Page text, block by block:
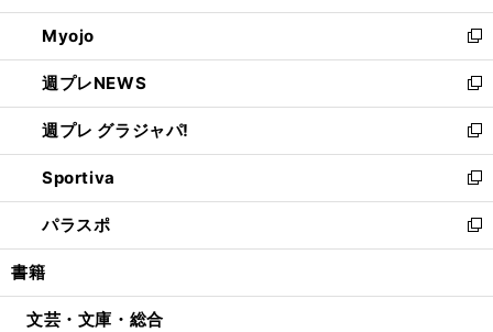
開
く
ウ
で
開
く
ン
ド
ウ
で
開
く
ウ
ィ
ン
ド
ウ
で
開
く
Myojo
新
し
い
ウ
ィ
ン
ド
ウ
で
開
週プレNEWS
新
し
い
ウ
ィ
ン
ド
ウ
開
週プレ グラジャパ!
新
し
い
ウ
ィ
ン
ウ
Sportiva
新
し
い
ウ
ン
パラスポ
新
し
ウ
書籍
文芸・文庫・総合